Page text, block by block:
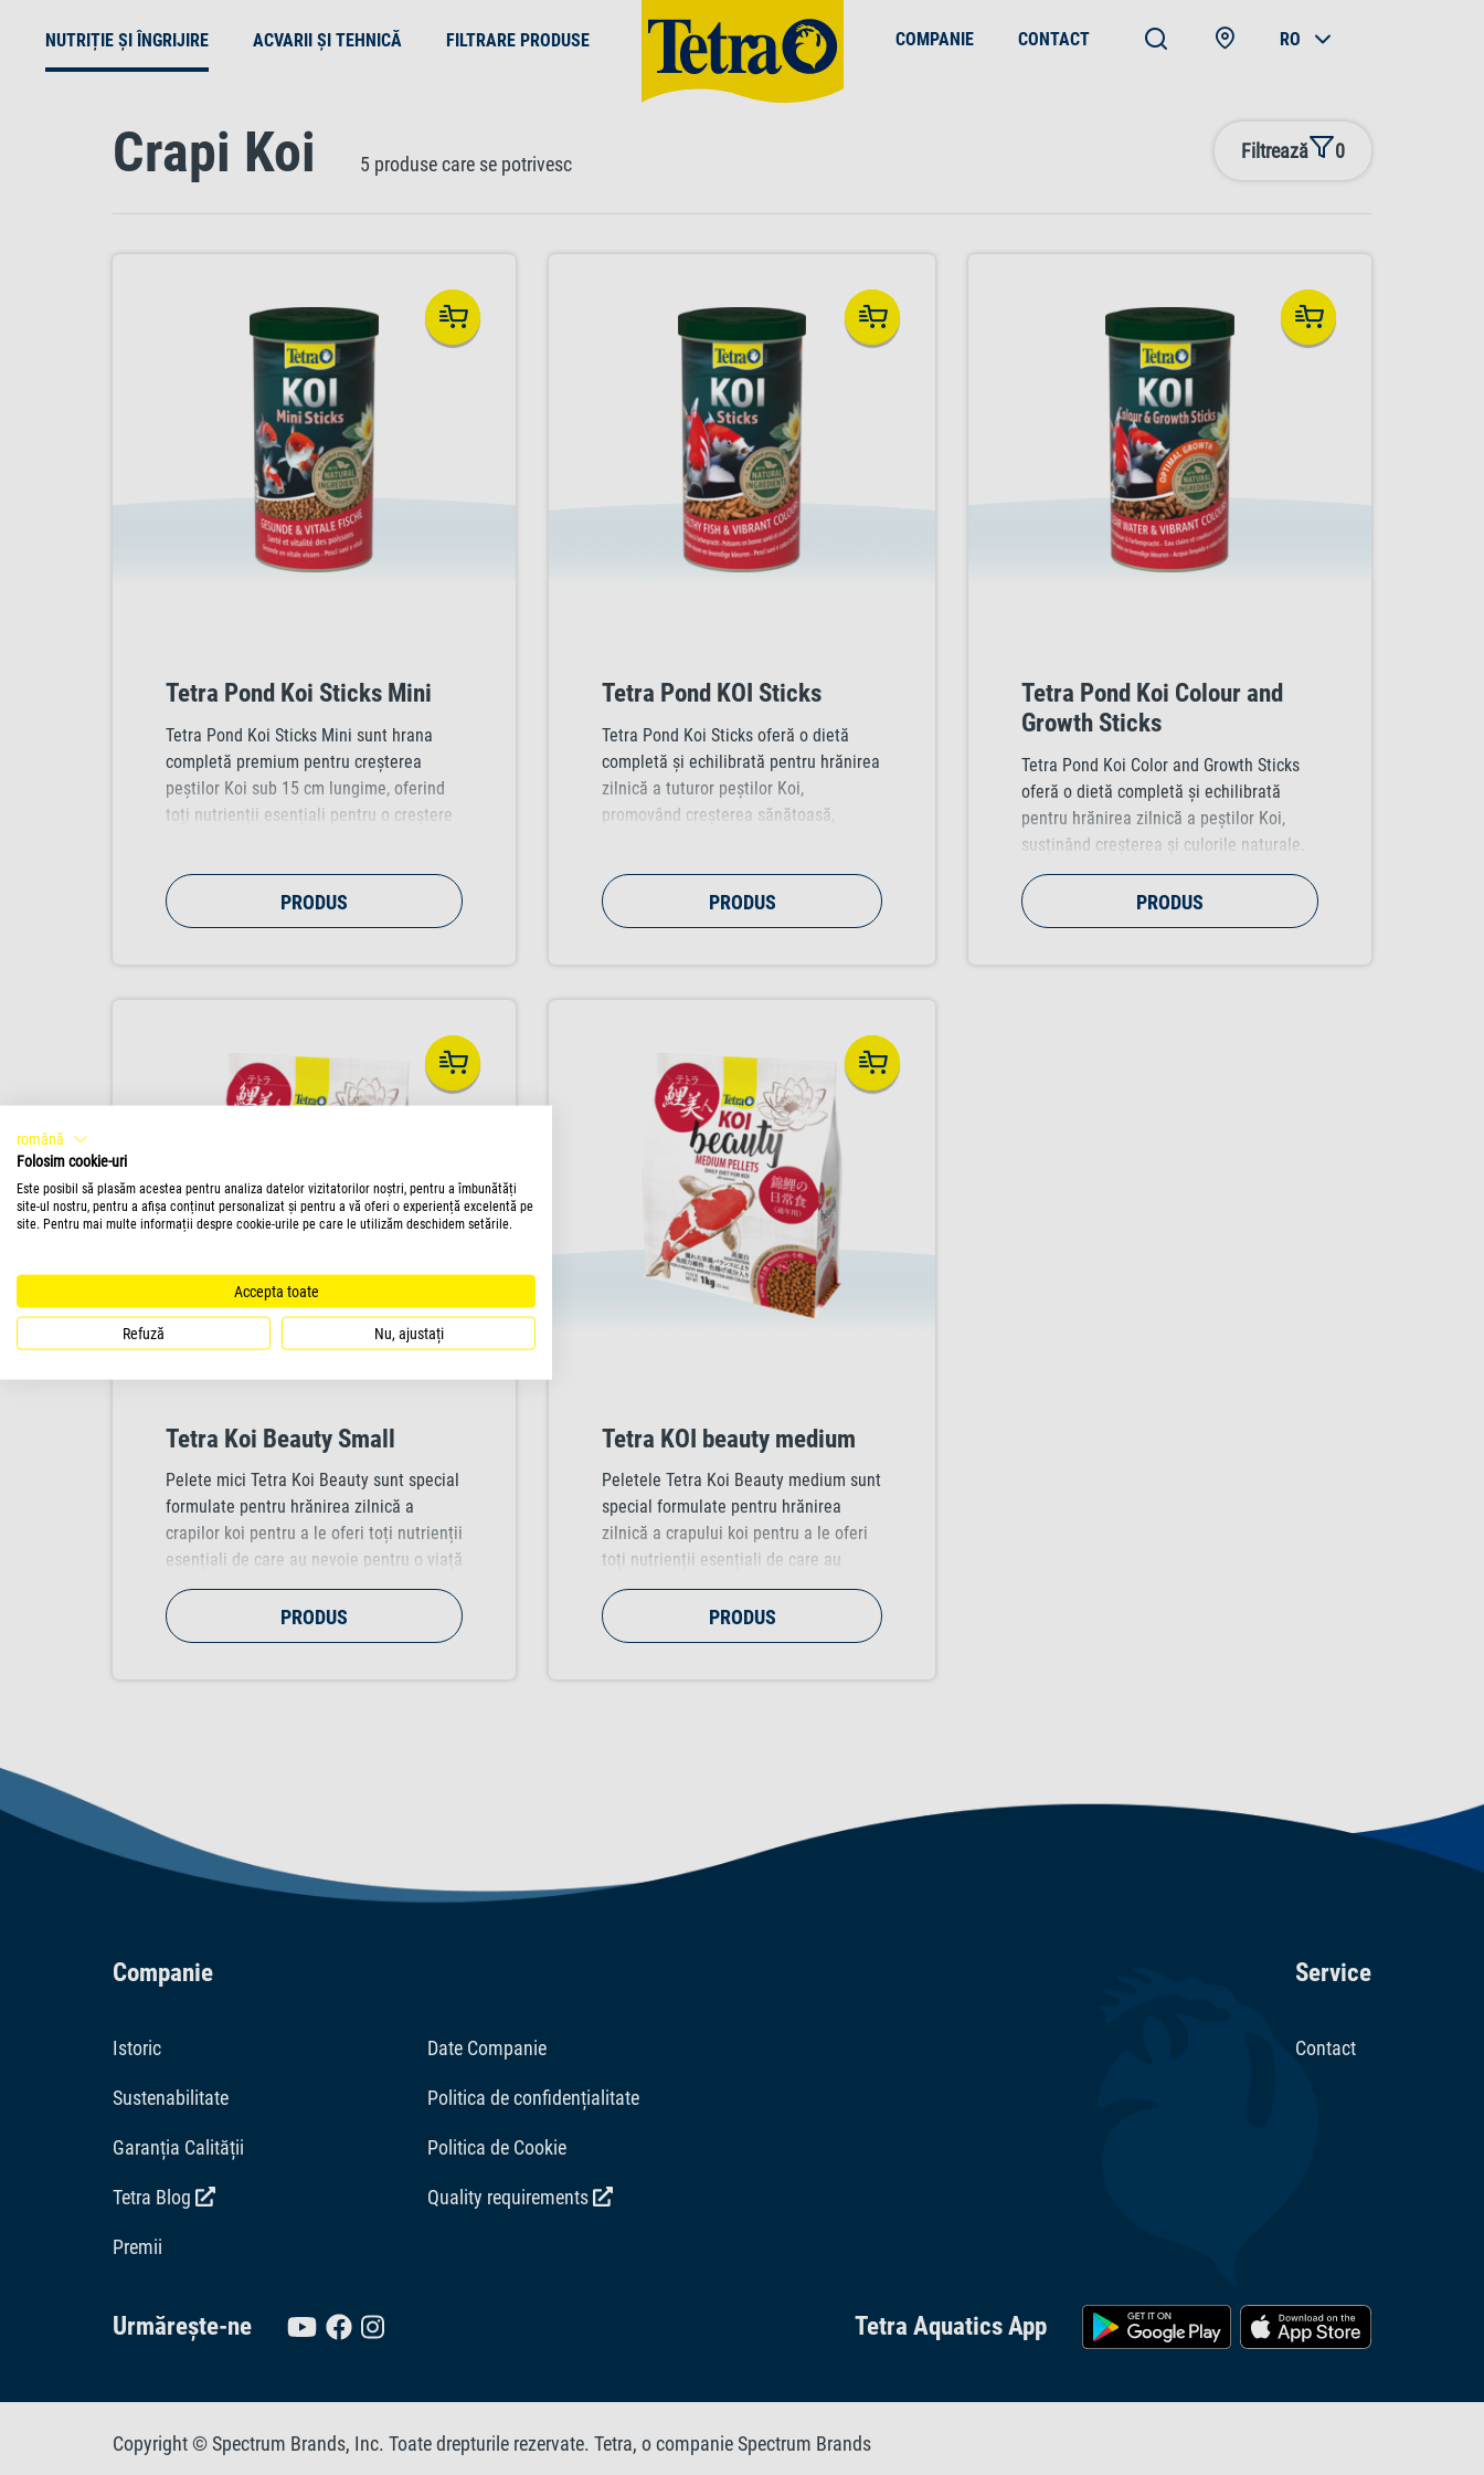
NUTRIȚIE ȘI ÎNGRIJIRE ACVARII ȘI TEHNICĂ FILTRARE PRODUSE COMPANIE CONTACT RO
Crapi Koi 5 produse care se potrivesc
Filtrează 0
Tetra Pond Koi Sticks Mini
Tetra Pond Koi Sticks Mini sunt hrana
completă premium pentru creșterea
peștilor Koi sub 15 cm lungime, oferind
toți nutrienții esențiali pentru o creștere
și vitalitatea prin includerea acizilor grași
nesaturați.
PRODUS
Tetra Pond KOI Sticks
Tetra Pond Koi Sticks oferă o dietă
completă și echilibrată pentru hrănirea
zilnică a tuturor peștilor Koi,
promovând creșterea sănătoasă,
nutrienți cu ingrediente naturale de
înaltă calitate asigură o creștere
PRODUS
Tetra Pond Koi Colour and
Growth Sticks
Tetra Pond Koi Color and Growth Sticks
oferă o dietă completă și echilibrată
pentru hrănirea zilnică a peștilor Koi,
susținând creșterea și culorile naturale.
PRODUS
Tetra Koi Beauty Small
Pelete mici Tetra Koi Beauty sunt special
formulate pentru hrănirea zilnică a
crapilor koi pentru a le oferi toți nutrienții
esențiali de care au nevoie pentru o viață
lungă și sănătoasă. Cu o compoziție
adecvată speciei și ingrediente de înaltă
calitate, această mâncare echilibrată
PRODUS
Tetra KOI beauty medium
Peletele Tetra Koi Beauty medium sunt
special formulate pentru hrănirea
zilnică a crapului koi pentru a le oferi
toți nutrienții esențiali de care au
nevoie pentru o viață lungă și
sănătoasă. Cu o compoziție adecvată
speciei și ingrediente de cea mai bună
PRODUS
Companie
Istoric Date Companie
Sustenabilitate Politica de confidențialitate
Garanția Calității Politica de Cookie
Tetra Blog Quality requirements
Premii
Service
Contact
Urmărește-ne Tetra Aquatics App
Copyright © Spectrum Brands, Inc. Toate drepturile rezervate. Tetra, o companie Spectrum Brands
română
Folosim cookie-uri
Este posibil să plasăm acestea pentru analiza datelor vizitatorilor noștri, pentru a îmbunătăți
site-ul nostru, pentru a afișa conținut personalizat și pentru a vă oferi o experiență excelentă pe
site. Pentru mai multe informații despre cookie-urile pe care le utilizăm deschidem setările.
Accepta toate
Refuză Nu, ajustați